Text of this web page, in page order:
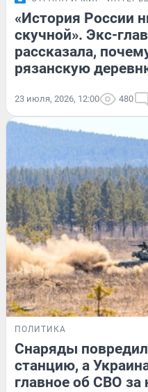
«История России
скучной». Экс-
рассказала,
рязанскую
23 июля, 2026, 12:00 480
ПОЛИТИКА
Снаряды
станцию, а
главное об СВО за